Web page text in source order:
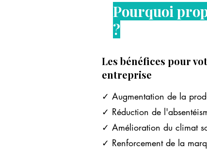
Pourquoi
?
Les bénéfices pour
entreprise
✓ Augmentation de la
✓ Réduction de
✓ Amélioration du climat
✓ Renforcement de la